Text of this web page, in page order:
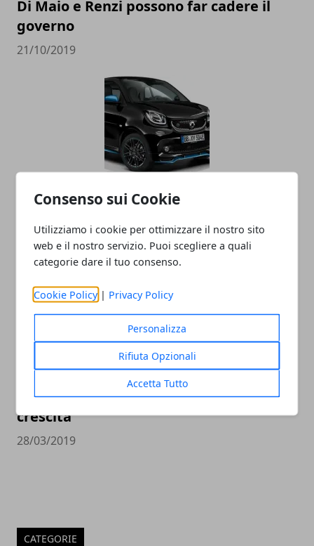
Consenso sui Cookie
Utilizziamo i cookie per ottimizzare il nostro sito
web e il nostro servizio. Puoi scegliere a quali
categorie dare il tuo consenso.
Cookie Policy | Privacy Policy
Personalizza
Rifiuta Opzionali
Accetta Tutto
Di Maio e Renzi possono far cadere il
governo
21/10/2019
La Smart diventa cinese, addio alla
Germania
30/03/2019
Economia italiana, in ribasso le stime di
crescita
28/03/2019
CATEGORIE